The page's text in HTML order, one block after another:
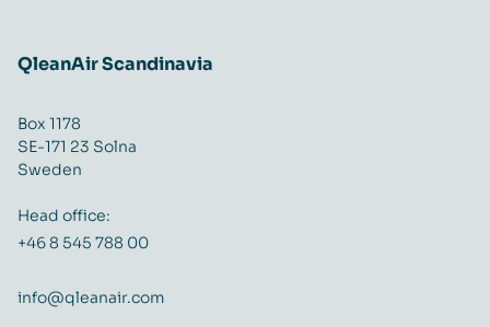
QleanAir Scandinavia
Box 1178
SE-171 23 Solna
Sweden
Head office:
+46 8 545 788 00
info@qleanair.com